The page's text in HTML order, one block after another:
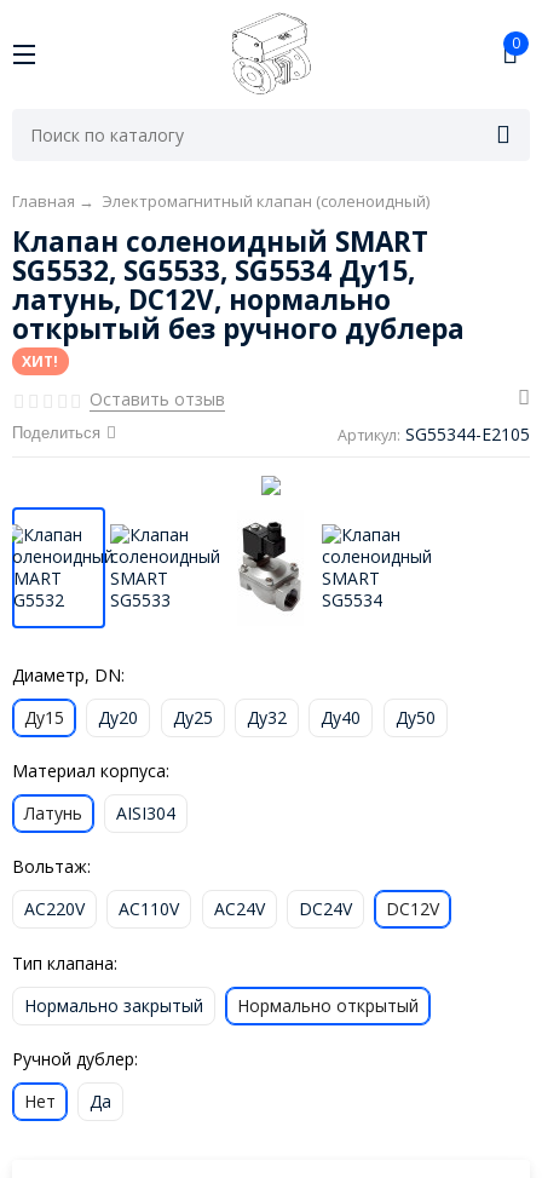
0
Главная → Электромагнитный клапан (соленоидный)
Клапан соленоидный SMART
SG5532, SG5533, SG5534 Ду15,
латунь, DC12V, нормально
открытый без ручного дублера
ХИТ!
Оставить отзыв
Поделиться Артикул: SG55344-E2105
Диаметр, DN:
Ду15
Ду20 Ду25 Ду32 Ду40 Ду50
Материал корпуса:
Латунь
AISI304
Вольтаж:
AC220V
AC110V AC24V DC24V DC12V
Тип клапана:
Нормально закрытый
Нормально открытый
Ручной дублер:
Нет
Да